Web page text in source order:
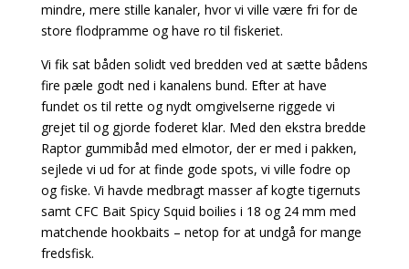
mindre, mere stille kanaler, hvor vi ville være fri for de
store flodpramme og have ro til fiskeriet.
Vi fik sat båden solidt ved bredden ved at sætte bådens
fire pæle godt ned i kanalens bund. Efter at have
fundet os til rette og nydt omgivelserne riggede vi
grejet til og gjorde foderet klar. Med den ekstra bredde
Raptor gummibåd med elmotor, der er med i pakken,
sejlede vi ud for at finde gode spots, vi ville fodre op
og fiske. Vi havde medbragt masser af kogte tigernuts
samt CFC Bait Spicy Squid boilies i 18 og 24 mm med
matchende hookbaits – netop for at undgå for mange
fredsfisk.